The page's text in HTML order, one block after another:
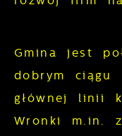
Gmina jest
dobrym ciągu
głównej linii
Wronki m.in.
Dzięki tym
zapewnić Ci
Więcej